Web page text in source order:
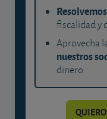
fiscalidad y
Aprovecha
nuestros
dinero.